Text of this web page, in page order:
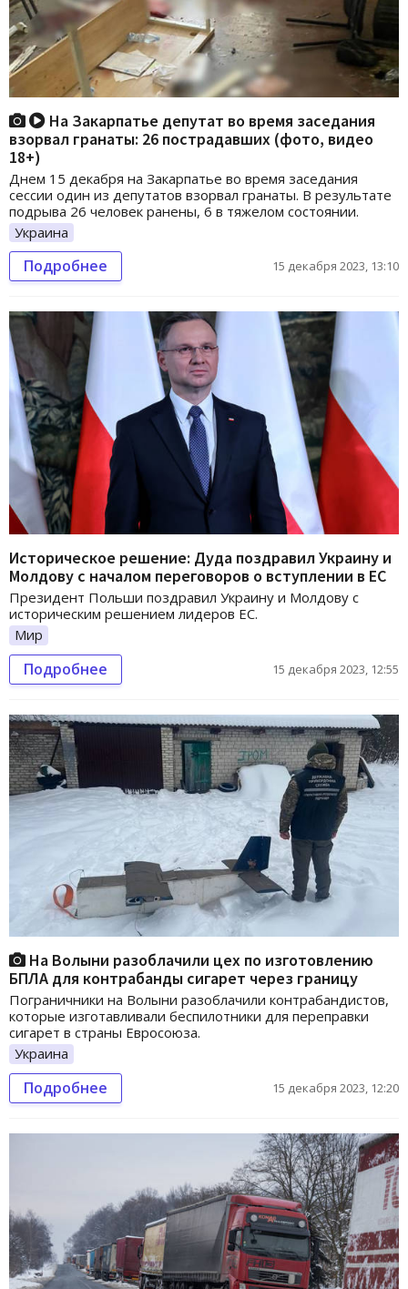
На Закарпатье депутат во время заседания
взорвал гранаты: 26 пострадавших (фото, видео
18+)
Днем 15 декабря на Закарпатье во время заседания
сессии один из депутатов взорвал гранаты. В результате
подрыва 26 человек ранены, 6 в тяжелом состоянии.
Украина
Подробнее 15 декабря 2023, 13:10
Историческое решение: Дуда поздравил Украину и
Молдову с началом переговоров о вступлении в ЕС
Президент Польши поздравил Украину и Молдову с
историческим решением лидеров ЕС.
Мир
Подробнее 15 декабря 2023, 12:55
На Волыни разоблачили цех по изготовлению
БПЛА для контрабанды сигарет через границу
Пограничники на Волыни разоблачили контрабандистов,
которые изготавливали беспилотники для переправки
сигарет в страны Евросоюза.
Украина
Подробнее 15 декабря 2023, 12:20